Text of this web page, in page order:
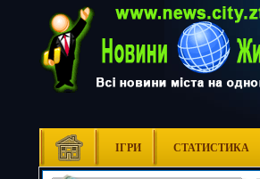
ІГРИ СТАТИСТИКА